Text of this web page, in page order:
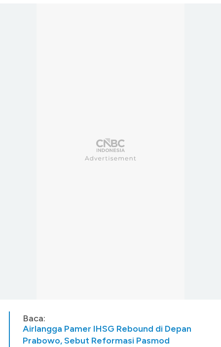
Baca:
Airlangga Pamer IHSG Rebound di Depan
Prabowo, Sebut Reformasi Pasmod